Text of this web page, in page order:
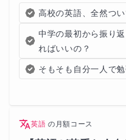
授業に関連した宿題を１
【保護者様への報告方
高校の英語、全然つ
中学の最初から振り
ればいいの？
そもそも自分一人で勉
英語 の 月額コース